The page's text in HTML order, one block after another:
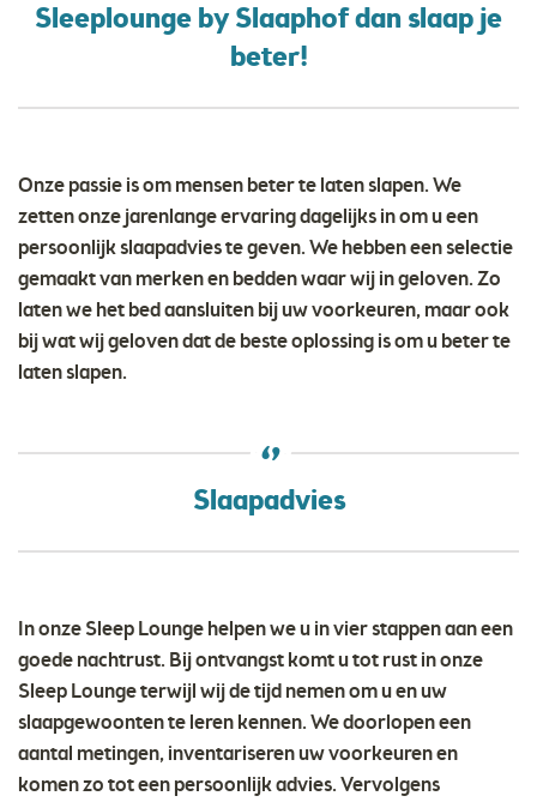
Sleeplounge by Slaaphof dan slaap je
beter!
Onze passie is om mensen beter te laten slapen. We
zetten onze jarenlange ervaring dagelijks in om u een
persoonlijk slaapadvies te geven. We hebben een selectie
gemaakt van merken en bedden waar wij in geloven. Zo
laten we het bed aansluiten bij uw voorkeuren, maar ook
bij wat wij geloven dat de beste oplossing is om u beter te
laten slapen.
Slaapadvies
In onze Sleep Lounge helpen we u in vier stappen aan een
goede nachtrust. Bij ontvangst komt u tot rust in onze
Sleep Lounge terwijl wij de tijd nemen om u en uw
slaapgewoonten te leren kennen. We doorlopen een
aantal metingen, inventariseren uw voorkeuren en
komen zo tot een persoonlijk advies. Vervolgens